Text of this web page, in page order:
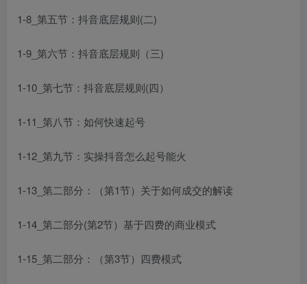
1-8_第五节：抖音底层规则(二)
1-9_第六节：抖音底层规则（三)
1-10_第七节：抖音底层规则(四）
1-11_第八节：如何快速起号
1-12_第九节：实操抖音怎么起号能火
1-13_第二部分：（第1节）关于如何成交的解读
1-14_第二部分(第2节）基于四费的商业模式
1-15_第二部分：（第3节）四费模式